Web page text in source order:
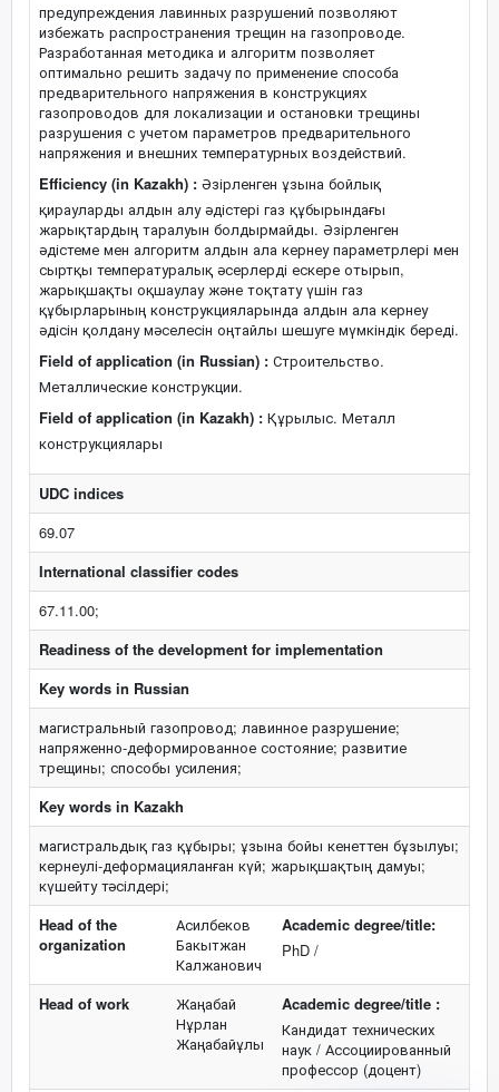
предупреждения лавинных разрушений позволяют
избежать распространения трещин на газопроводе.
Разработанная методика и алгоритм позволяет
оптимально решить задачу по применение способа
предварительного напряжения в конструкциях
газопроводов для локализации и остановки трещины
разрушения с учетом параметров предварительного
напряжения и внешних температурных воздействий.
Efficiency (in Kazakh) : Әзірленген ұзына бойлық
қирауларды алдын алу әдістері газ құбырындағы
жарықтардың таралуын болдырмайды. Әзірленген
әдістеме мен алгоритм алдын ала кернеу параметрлері мен
сыртқы температуралық әсерлерді ескере отырып,
жарықшақты оқшаулау және тоқтату үшін газ
құбырларының конструкцияларында алдын ала кернеу
әдісін қолдану мәселесін оңтайлы шешуге мүмкіндік береді.
Field of application (in Russian) : Строительство.
Металлические конструкции.
Field of application (in Kazakh) : Құрылыс. Металл
конструкциялары
UDC indices
69.07
International classifier codes
67.11.00;
Readiness of the development for implementation
Key words in Russian
магистральный газопровод; лавинное разрушение;
напряженно-деформированное состояние; развитие
трещины; способы усиления;
Key words in Kazakh
магистральдық газ құбыры; ұзына бойы кенеттен бұзылуы;
кернеулі-деформацияланған күй; жарықшақтың дамуы;
күшейту тәсілдері;
Head of the
organization
Асилбеков
Бакытжан
Калжанович
Academic degree/title:
PhD /
Head of work
Жаңабай
Нұрлан
Жаңабайұлы
Academic degree/title :
Кандидат технических
наук / Ассоциированный
профессор (доцент)